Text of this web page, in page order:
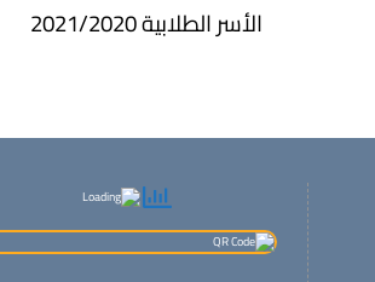
الأسر الطلابية 2021/2020